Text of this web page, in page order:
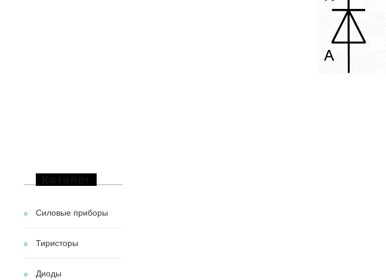
Силовые приборы
Тиристоры
Диоды